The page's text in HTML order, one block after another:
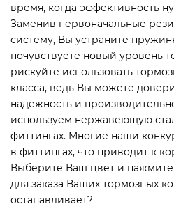
время, когда эффективность
Заменив первоначальные
систему, Вы устраните
почувствуете новый уровень
рискуйте использовать
класса, ведь Вы можете
надежность и
используем нержавеющую
фиттингах. Многие наши
в фиттингах, что приводит к
Выберите Ваш цвет и нажмите
для заказа Ваших тормозных
останавливает?